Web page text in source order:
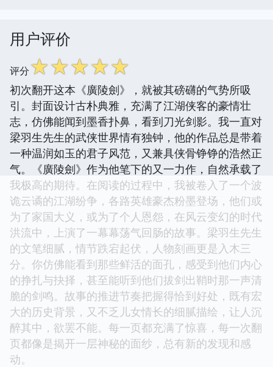
用户评价
评分☆☆☆☆☆
初次翻开这本《廣陵劍》，就被其磅礴的气势所吸
引。封面设计古朴典雅，充满了江湖侠客的豪情壮
志，仿佛能闻到墨香扑鼻，看到刀光剑影。我一直对
梁羽生先生的武侠世界情有独钟，他的作品总是带着
一种温润如玉的君子风范，又兼具侠骨铮铮的浩然正
气。《廣陵劍》作为他笔下的又一力作，自然承载了
我极高的期待。在阅读的过程中，我被卷入了一个波
诡云谲的江湖纷争，各路英雄豪杰粉墨登场，他们或
为了家国大义，或为了个人恩怨，在风云变幻的时代
洪流中，上演了一幕幕荡气回肠的故事。梁羽生先生
的文笔细腻，情节跌宕起伏，人物刻画更是入木三
分。你仿佛能看到那些鲜活的面孔，感受到他们内心
的挣扎与抉择，甚至能听到他们拔剑出鞘时那一声清
脆的剑鸣。故事的推进节奏把握得恰到好处，既有宏
大的历史背景，又不乏儿女情长的细腻描绘，让人沉
醉其中，欲罢不能。每一页都充满了惊喜，每一次翻
页都像是揭开一层神秘的面纱，总有新的发现和感
动。